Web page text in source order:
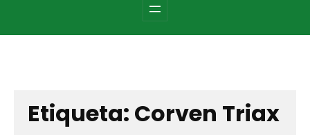
Etiqueta: Corven Triax